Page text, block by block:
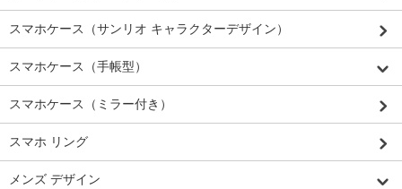
スマホケース（サンリオ キャラクターデザイン）
スマホケース（手帳型）
スマホケース（ミラー付き）
スマホ リング
メンズ デザイン